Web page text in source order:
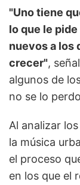
"Uno tiene
lo que le
nuevos a los
crecer",
algunos de
no se lo
Al analizar
la música
el proceso
en los que el